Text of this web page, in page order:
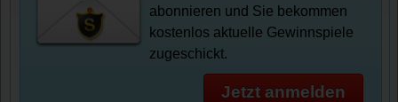
abonnieren und Sie bekommen
kostenlos aktuelle Gewinnspiele
zugeschickt.
Jetzt anmelden